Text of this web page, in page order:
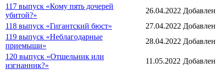
117 выпуск «Кому пять дочерей
убитой?»
26.04.2022 Добавлен
118 выпуск «Гигантский бюст»
27.04.2022 Добавлен
119 выпуск «Неблагодарные
приемыши»
28.04.2022 Добавлен
120 выпуск «Отшельник или
изгнанник?»
11.05.2022 Добавлен